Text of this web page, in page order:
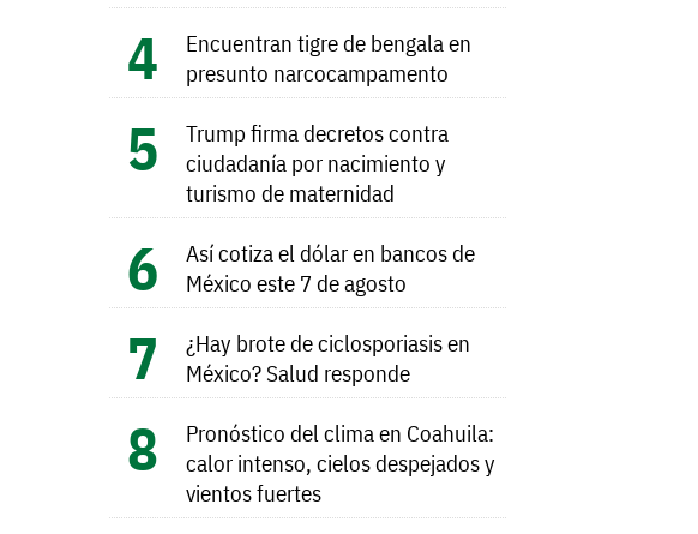
Encuentran tigre de bengala en
presunto narcocampamento
Trump firma decretos contra
ciudadanía por nacimiento y
turismo de maternidad
Así cotiza el dólar en bancos de
México este 7 de agosto
¿Hay brote de ciclosporiasis en
México? Salud responde
Pronóstico del clima en Coahuila:
calor intenso, cielos despejados y
vientos fuertes